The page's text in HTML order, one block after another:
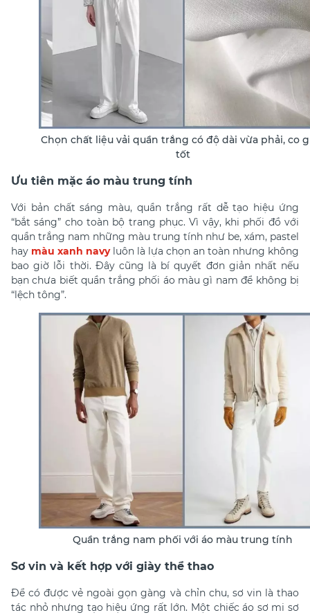
Chọn chất liệu vải quần trắng có độ dài vừa phải, co
tốt
Ưu tiên mặc áo màu trung tính
Với bản chất sáng màu, quần trắng rất dễ tạo hiệu ứng
“bắt sáng” cho toàn bộ trang phục. Vì vậy, khi phối đồ với
quần trắng nam những màu trung tính như be, xám, pastel
hay màu xanh navyluôn là lựa chọn an toàn nhưng không
bao giờ lỗi thời. Đây cũng là bí quyết đơn giản nhất nếu
bạn chưa biết quần trắng phối áo màu gì nam để không bị
“lệch tông”.
Quần trắng nam phối với áo màu trung tính
Sơ vin và kết hợp với giày thể thao
Để có được vẻ ngoài gọn gàng và chỉn chu, sơ vin là thao
tác nhỏ nhưng tạo hiệu ứng rất lớn. Một chiếc áo sơ mi sơ